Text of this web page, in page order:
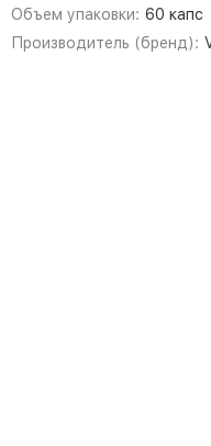
Объем упаковки: 60 капс
Производитель (бренд):